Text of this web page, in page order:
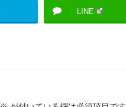
LINE